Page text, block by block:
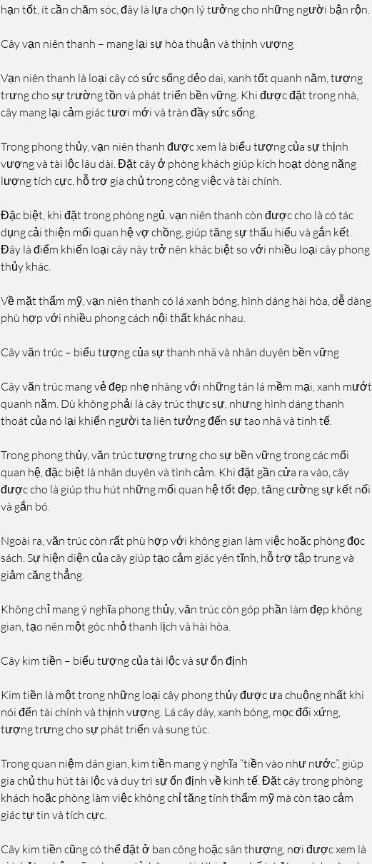
hạn tốt, ít cần chăm sóc, đây là lựa chọn lý tưởng cho những người bận rộn.
Cây vạn niên thanh – mang lại sự hòa thuận và thịnh vượng
Vạn niên thanh là loại cây có sức sống dẻo dai, xanh tốt quanh năm, tượng
trưng cho sự trường tồn và phát triển bền vững. Khi được đặt trong nhà,
cây mang lại cảm giác tươi mới và tràn đầy sức sống.
Trong phong thủy, vạn niên thanh được xem là biểu tượng của sự thịnh
vượng và tài lộc lâu dài. Đặt cây ở phòng khách giúp kích hoạt dòng năng
lượng tích cực, hỗ trợ gia chủ trong công việc và tài chính.
Đặc biệt, khi đặt trong phòng ngủ, vạn niên thanh còn được cho là có tác
dụng cải thiện mối quan hệ vợ chồng, giúp tăng sự thấu hiểu và gắn kết.
Đây là điểm khiến loại cây này trở nên khác biệt so với nhiều loại cây phong
thủy khác.
Về mặt thẩm mỹ, vạn niên thanh có lá xanh bóng, hình dáng hài hòa, dễ dàng
phù hợp với nhiều phong cách nội thất khác nhau.
Cây văn trúc – biểu tượng của sự thanh nhã và nhân duyên bền vững
Cây văn trúc mang vẻ đẹp nhẹ nhàng với những tán lá mềm mại, xanh mướt
quanh năm. Dù không phải là cây trúc thực sự, nhưng hình dáng thanh
thoát của nó lại khiến người ta liên tưởng đến sự tao nhã và tinh tế.
Trong phong thủy, văn trúc tượng trưng cho sự bền vững trong các mối
quan hệ, đặc biệt là nhân duyên và tình cảm. Khi đặt gần cửa ra vào, cây
được cho là giúp thu hút những mối quan hệ tốt đẹp, tăng cường sự kết nối
và gắn bó.
Ngoài ra, văn trúc còn rất phù hợp với không gian làm việc hoặc phòng đọc
sách. Sự hiện diện của cây giúp tạo cảm giác yên tĩnh, hỗ trợ tập trung và
giảm căng thẳng.
Không chỉ mang ý nghĩa phong thủy, văn trúc còn góp phần làm đẹp không
gian, tạo nên một góc nhỏ thanh lịch và hài hòa.
Cây kim tiền – biểu tượng của tài lộc và sự ổn định
Kim tiền là một trong những loại cây phong thủy được ưa chuộng nhất khi
nói đến tài chính và thịnh vượng. Lá cây dày, xanh bóng, mọc đối xứng,
tượng trưng cho sự phát triển và sung túc.
Trong quan niệm dân gian, kim tiền mang ý nghĩa “tiền vào như nước”, giúp
gia chủ thu hút tài lộc và duy trì sự ổn định về kinh tế. Đặt cây trong phòng
khách hoặc phòng làm việc không chỉ tăng tính thẩm mỹ mà còn tạo cảm
giác tự tin và tích cực.
Cây kim tiền cũng có thể đặt ở ban công hoặc sân thượng, nơi được xem là